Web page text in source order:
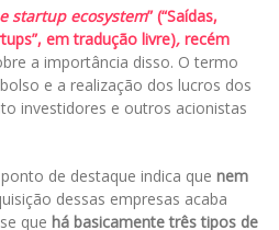
startup ecosystem” (“Saídas,
em tradução livre), recém
a importância disso. O termo
e a realização dos lucros dos
investidores e outros acionistas
de destaque indica que nem
dessas empresas acaba
que há basicamente três tipos de